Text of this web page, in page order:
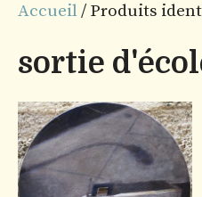
Accueil/ Produits
sortie